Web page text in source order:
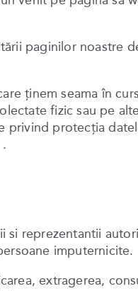
paginilor noastre
ţinem seama în
fizic sau pe
privind protecţia
.
reprezentantii
imputernicite.
extragerea,